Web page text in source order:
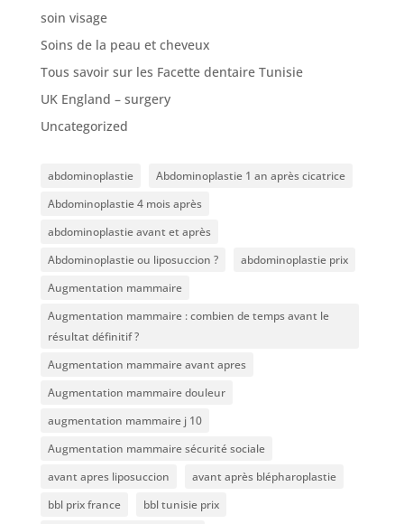
soin visage
Soins de la peau et cheveux
Tous savoir sur les Facette dentaire Tunisie
UK England – surgery
Uncategorized
abdominoplastie
Abdominoplastie 1 an après cicatrice
Abdominoplastie 4 mois après
abdominoplastie avant et après
Abdominoplastie ou liposuccion ?
abdominoplastie prix
Augmentation mammaire
Augmentation mammaire : combien de temps avant le
résultat définitif ?
Augmentation mammaire avant apres
Augmentation mammaire douleur
augmentation mammaire j 10
Augmentation mammaire sécurité sociale
avant apres liposuccion
avant après blépharoplastie
bbl prix france
bbl tunisie prix